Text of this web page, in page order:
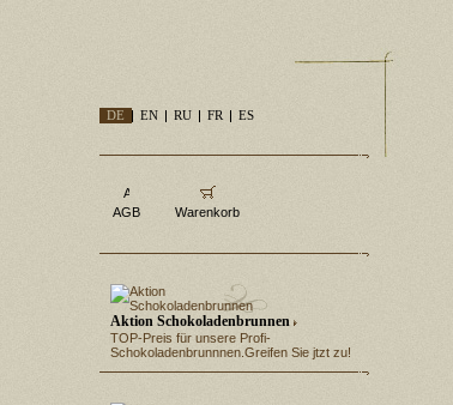
DE EN RU FR ES
AGB Warenkorb
Aktion Schokoladenbrunnen
TOP-Preis für unsere Profi-
Schokoladenbrunnnen.Greifen Sie jtzt zu!